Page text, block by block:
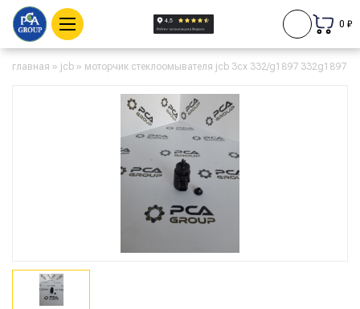
0 ₽
главная » jcb » моторчик стеклоомывателя jcb 3cx 332/g1897 332g1897